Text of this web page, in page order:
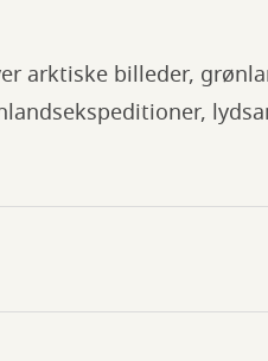
arktiske billeder,